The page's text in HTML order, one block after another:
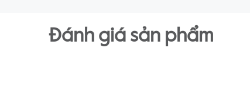
Đánh giá sản phẩm